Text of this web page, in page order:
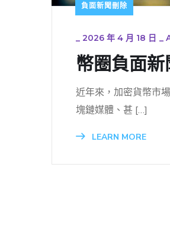
負面新聞刪除
_ 2026 年 4 月 18 日 _
幣圈負面
近年來，加密貨幣市
塊鏈媒體、甚 […]
LEARN MORE